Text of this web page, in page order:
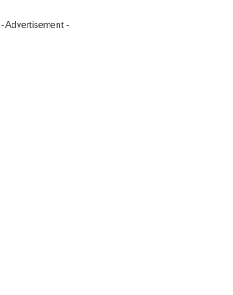
- Advertisement -